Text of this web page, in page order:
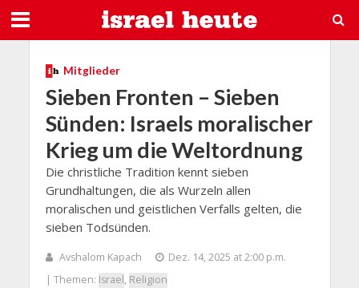
Mitglieder
Sieben Fronten – Sieben
Sünden: Israels moralischer
Krieg um die Weltordnung
Die christliche Tradition kennt sieben
Grundhaltungen, die als Wurzeln allen
moralischen und geistlichen Verfalls gelten, die
sieben Todsünden.
Avshalom Kapach
Dez. 14, 2025 at 2:00 p.m.
| Themen: Israel, Religion